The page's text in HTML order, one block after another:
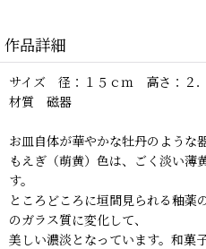
作品詳細
サイズ 径：１５ｃｍ 高さ：２
材質 磁器
お皿自体が華やかな牡丹のような器
もえぎ（萌黄）色は、ごく淡い薄
す。
ところどころに垣間見られる釉薬
のガラス質に変化して、
美しい濃淡となっています。和菓